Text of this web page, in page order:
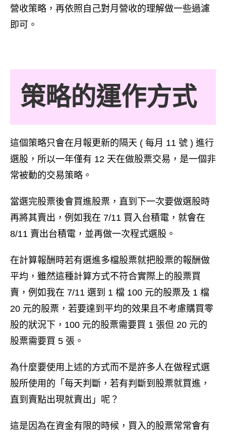
營收策略，再依照自己對月營收的理解做一些過濾
即可。
策略的運作方式
這個策略只會在月報更新的隔天 ( 每月 11 號 ) 進行
選股，所以一年僅有 12 天在做股票交易，是一個非
常被動的交易策略。
當選完股票後會買進股票，直到下一次要做選股時
再將其賣出，例如我在 7/11 買入台積電，就會在
8/11 賣出台積電，並再做一次程式選股。
在計算報酬時若有選進多檔股票就把股票的報酬做
平均，雖然這種計算方式不符合實際上的股票買
賣，例如我在 7/11 選到 1 檔 100 元的股票及 1 檔
20 元的股票，若要達到平均的效果且不考慮購買零
股的狀況下，100 元的股票需要買 1 張但 20 元的
股票需要買 5 張。
為什麼要使用上述的方式而不是許多人在做程式選
股所使用的「每天判斷，若有判斷到股票就買進，
直到賣點出現就賣出」呢？
這是因為在資金有限的時候，買入的股票常常會有